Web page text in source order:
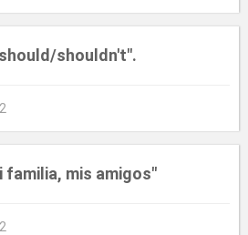
shouldn't".
familia, mis amigos"